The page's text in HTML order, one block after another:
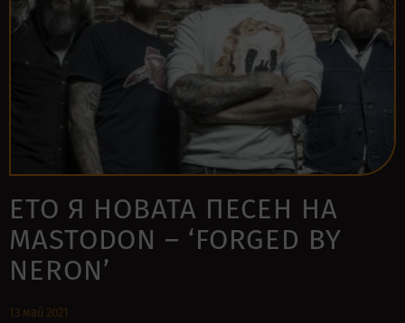
ЕТО Я НОВАТА ПЕСЕН НА
MASTODON – ‘FORGED BY
NERON’
13 май 2021